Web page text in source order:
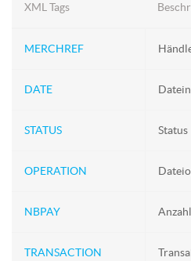
XML Tags
MERCHREF
DATE
STATUS Status
OPERATION
NBPAY
TRANSACTION